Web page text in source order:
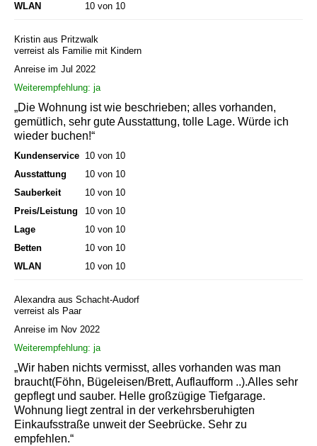
WLAN
10 von 10
Kristin aus Pritzwalk
verreist als Familie mit Kindern
Anreise im Jul 2022
Weiterempfehlung: ja
„Die Wohnung ist wie beschrieben; alles vorhanden,
gemütlich, sehr gute Ausstattung, tolle Lage. Würde ich
wieder buchen!“
Kundenservice 10 von 10
Ausstattung
10 von 10
Sauberkeit
10 von 10
Preis/Leistung
10 von 10
Lage
10 von 10
Betten
10 von 10
WLAN
10 von 10
Alexandra aus Schacht-Audorf
verreist als Paar
Anreise im Nov 2022
Weiterempfehlung: ja
„Wir haben nichts vermisst, alles vorhanden was man
braucht(Föhn, Bügeleisen/Brett, Auflaufform ..).Alles sehr
gepflegt und sauber. Helle großzügige Tiefgarage.
Wohnung liegt zentral in der verkehrsberuhigten
Einkaufsstraße unweit der Seebrücke. Sehr zu
empfehlen.“